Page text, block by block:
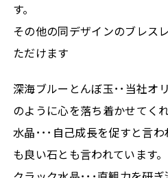
す。
その他の同デザインのブレス
ただけます
深海ブルーとんぼ玉･･当社オ
のように心を落ち着かせてく
水晶･･･自己成長を促すと言
も良い石とも言われています